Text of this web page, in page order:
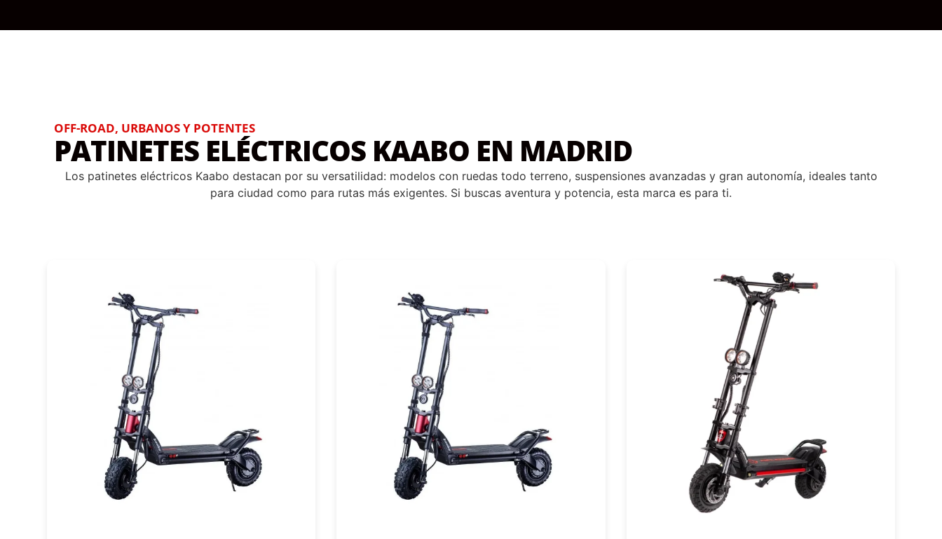
OFF-ROAD, URBANOS Y POTENTES
PATINETES ELÉCTRICOS KAABO EN MADRID
Los patinetes eléctricos Kaabo destacan por su versatilidad: modelos con ruedas todo terreno, suspensiones avanzadas y gran autonomía, ideales tanto
para ciudad como para rutas más exigentes. Si buscas aventura y potencia, esta marca es para ti.